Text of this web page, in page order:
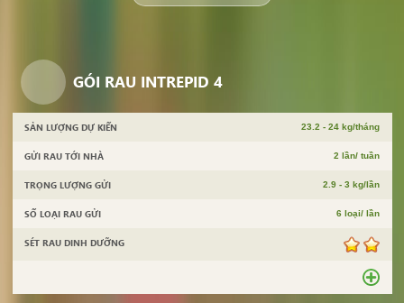
GÓI RAU INTREPID 4
SẢN LƯỢNG DỰ KIẾN 23.2 - 24 kg/tháng
GỬI RAU TỚI NHÀ 2 lần/ tuần
TRỌNG LƯỢNG GỬI 2.9 - 3 kg/lần
SỐ LOẠI RAU GỬI 6 loại/ lần
SÉT RAU DINH DƯỠNG